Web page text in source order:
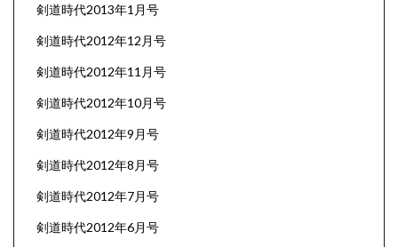
剣道時代2013年1月号
剣道時代2012年12月号
剣道時代2012年11月号
剣道時代2012年10月号
剣道時代2012年9月号
剣道時代2012年8月号
剣道時代2012年7月号
剣道時代2012年6月号